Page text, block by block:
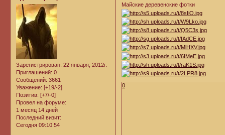
Зарегистрирован: 22 января, 2012г.
Приглашений: 0
Сообщений: 3661
Уважение: [+19/-2]
Позитив: [+7/-0]
Провел на форуме:
1 месяц 14 дней
Последний визит:
Сегодня 09:10:54
Майские деревенские фотки
0